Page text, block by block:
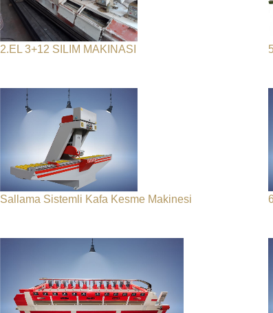
2.EL 3+12 SILIM MAKINASI
Sallama Sistemli Kafa Kesme Makinesi